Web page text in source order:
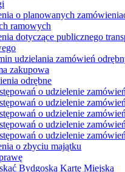
o planowanych
ramowych
dotyczące publicznego
udzielania zamówień
zakupowa
odrębne
o udzielenie
o udzielenie
o udzielenie
o udzielenie
o udzielenie
o zbyciu majątku
Bydgoską Kartę Miejską